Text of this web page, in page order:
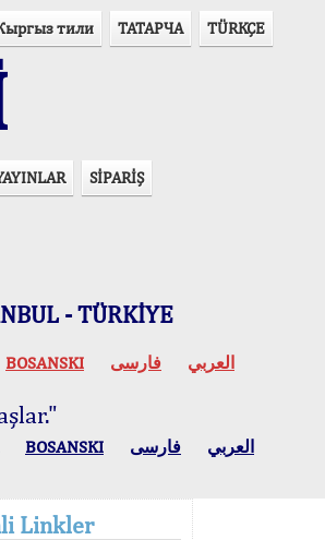
тили ТАТАРЧА TÜRKÇE
SİPARİŞ
- TÜRKİYE
BOSANSKI العربي فارسی
BOSANSKI العربي فارسی
Linkler